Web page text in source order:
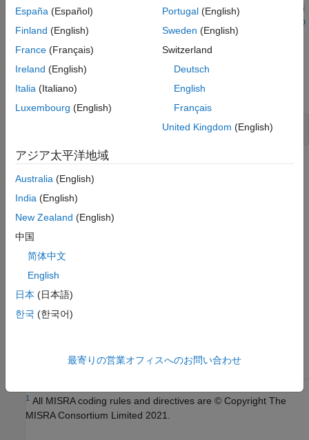
ルール違反が想定されるものの、Polyspace から報告されない場
コーディング規約違反が想定どおりに表示されない理由の
診断を参照してください。
例
すべて展開する
部分式での代入演算子の使用は非準拠となる
チェック情報
グループ:Statements
バージョン履歴
R2013b で導入
参考
コーディング規約違反のチェックおよびレビュー
1 All MISRA coding rules and directives are © Copyright The
MISRA Consortium Limited 2021.
España (Español)
Finland (English)
France (Français)
Ireland (English)
Italia (Italiano)
Luxembourg (English)
Portugal(English)
Sweden (English)
Switzerland
Deutsch
English
Français
United Kingdom (English)
アジア太平洋地域
Australia (English)
India (English)
New Zealand (English)
中国
简体中文
English
日本 (日本語)
한국 (한국어)
最寄りの営業オフィスへのお問い合わせ